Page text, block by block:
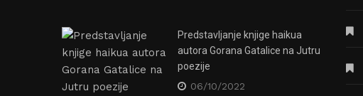
Predstavljanje knjige haikua
autora Gorana Gatalice na Jutru
poezije
06/10/2022
virtualnom svijetu!